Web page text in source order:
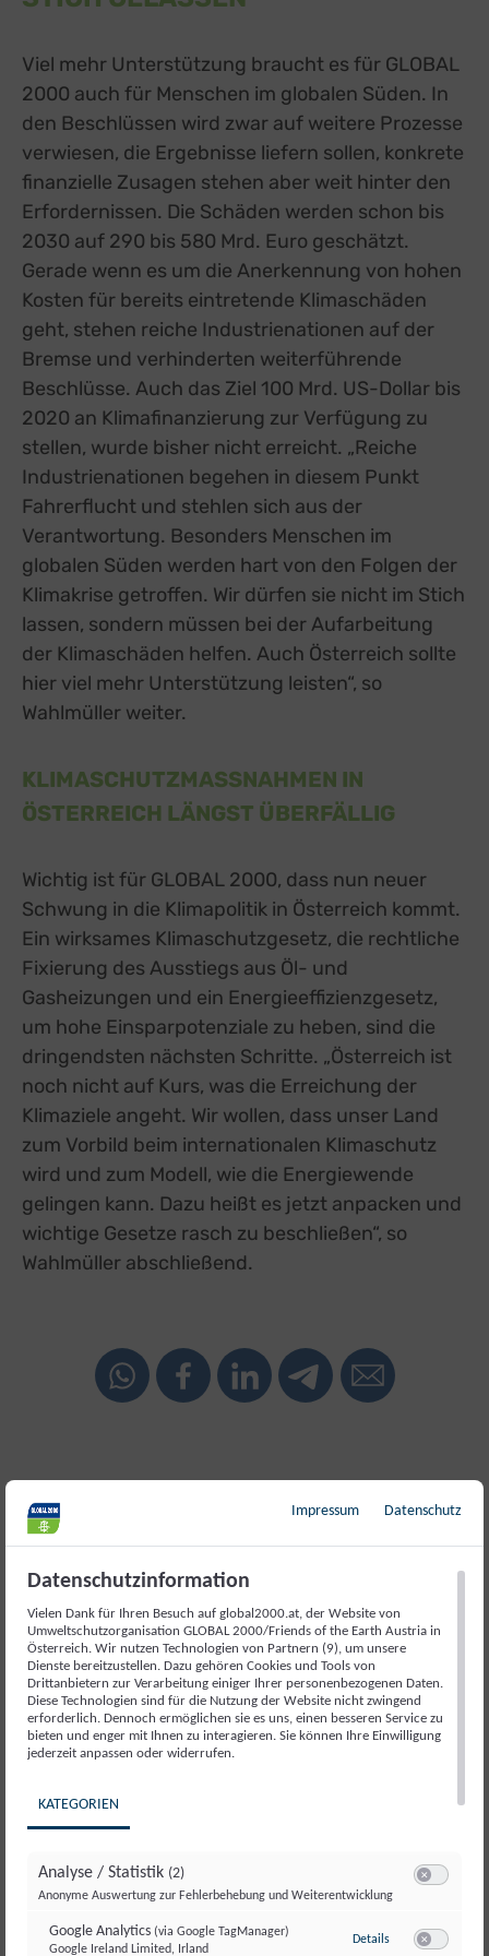
Viel mehr Unterstützung braucht es für GLOBAL
2000 auch für Menschen im globalen Süden. In
den Beschlüssen wird zwar auf weitere Prozesse
verwiesen, die Ergebnisse liefern sollen, konkrete
finanzielle Zusagen stehen aber weit hinter den
Erfordernissen. Die Schäden werden schon bis
2030 auf 290 bis 580 Mrd. Euro geschätzt.
Gerade wenn es um die Anerkennung von hohen
Kosten für bereits eintretende Klimaschäden
geht, stehen reiche Industrienationen auf der
Bremse und verhinderten weiterführende
Beschlüsse. Auch das Ziel 100 Mrd. US-Dollar bis
2020 an Klimafinanzierung zur Verfügung zu
stellen, wurde bisher nicht erreicht. „Reiche
Industrienationen begehen in diesem Punkt
Fahrerflucht und stehlen sich aus der
Verantwortung. Besonders Menschen im
globalen Süden werden hart von den Folgen der
Klimakrise getroffen. Wir dürfen sie nicht im Stich
lassen, sondern müssen bei der Aufarbeitung
der Klimaschäden helfen. Auch Österreich sollte
hier viel mehr Unterstützung leisten“, so
Wahlmüller weiter.
KLIMASCHUTZMASSNAHMEN IN Ö
STERREICH LÄNGST ÜBERFÄLLIG
Wichtig ist für GLOBAL 2000, dass nun neuer
Schwung in die Klimapolitik in Österreich kommt.
Ein wirksames Klimaschutzgesetz, die rechtliche
Fixierung des Ausstiegs aus Öl- und
Gasheizungen und ein Energieeffizienzgesetz,
um hohe Einsparpotenziale zu heben, sind die
dringendsten nächsten Schritte. „Österreich ist
noch nicht auf Kurs, was die Erreichung der
Klimaziele angeht. Wir wollen, dass unser Land
zum Vorbild beim internationalen Klimaschutz
wird und zum Modell, wie die Energiewende
gelingen kann. Dazu heißt es jetzt anpacken und
wichtige Gesetze rasch zu beschließen“, so
Wahlmüller abschließend.
Weiterlesen
2000 Klimaklage – Nächste Schritte
Gemeinsam mit der Umweltschutzorganisation
GLOBAL 2000 forderten vier Betroffene der Klimakrise
Impressum Datenschutz
Datenschutzinformation
Vielen Dank für Ihren Besuch auf global2000.at, der Website von
Umweltschutzorganisation GLOBAL 2000/Friends of the Earth Austria in
Österreich. Wir nutzen Technologien von Partnern (9), um unsere
Dienste bereitzustellen. Dazu gehören Cookies und Tools von
Drittanbietern zur Verarbeitung einiger Ihrer personenbezogenen Daten.
Diese Technologien sind für die Nutzung der Website nicht zwingend
erforderlich. Dennoch ermöglichen sie es uns, einen besseren Service zu
bieten und enger mit Ihnen zu interagieren. Sie können Ihre Einwilligung
jederzeit anpassen oder widerrufen.
KATEGORIEN
Analyse / Statistik (2)
Anonyme Auswertung zur Fehlerbehebung und Weiterentwicklung
Google Analytics (via Google TagManager)
Google Ireland Limited, Irland
Details zu Google